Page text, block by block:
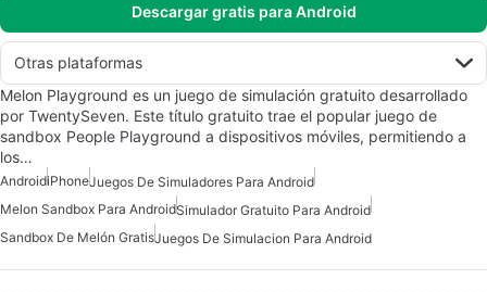
Descargar gratis para Android
Otras plataformas
Melon Playground es un juego de simulación gratuito desarrollado
por TwentySeven. Este título gratuito trae el popular juego de
sandbox People Playground a dispositivos móviles, permitiendo a
los…
AndroidiPhoneJuegos De Simuladores Para Android
Melon Sandbox Para AndroidSimulador Gratuito Para Android
Sandbox De Melón GratisJuegos De Simulacion Para Android